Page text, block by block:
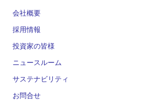
会社概要
採用情報
投資家の皆様
ニュースルーム
サステナビリティ
お問合せ